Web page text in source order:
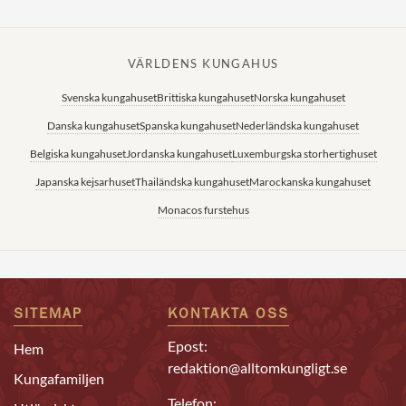
VÄRLDENS KUNGAHUS
Svenska kungahusetBrittiska kungahusetNorska kungahuset
Danska kungahusetSpanska kungahusetNederländska kungahuset
Belgiska kungahusetJordanska kungahusetLuxemburgska storhertighuset
Japanska kejsarhusetThailändska kungahusetMarockanska kungahuset
Monacos furstehus
SITEMAP
Hem
Kungafamiljen
KONTAKTA OSS
Epost:
redaktion@alltomkungligt.se